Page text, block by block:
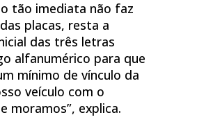
tão imediata não faz
placas, resta a
das três letras
alfanumérico para que
mínimo de vínculo da
veículo com o
moramos”, explica.